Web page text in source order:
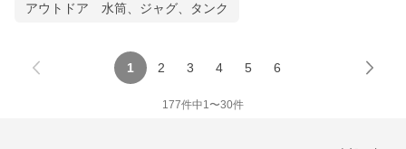
アウトドア 水筒、ジャグ、タンク
1 2 3 4 5 6
177件中1〜30件